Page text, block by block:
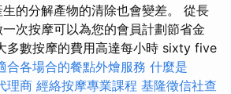
的分解產物的清除也會變差。 從長
次按摩可以為您的會員計劃節省金
多數按摩的費用高達每小時 sixty five
合各場合的餐點外燴服務 什麼是
理商 經絡按摩專業課程 基隆徵信社查